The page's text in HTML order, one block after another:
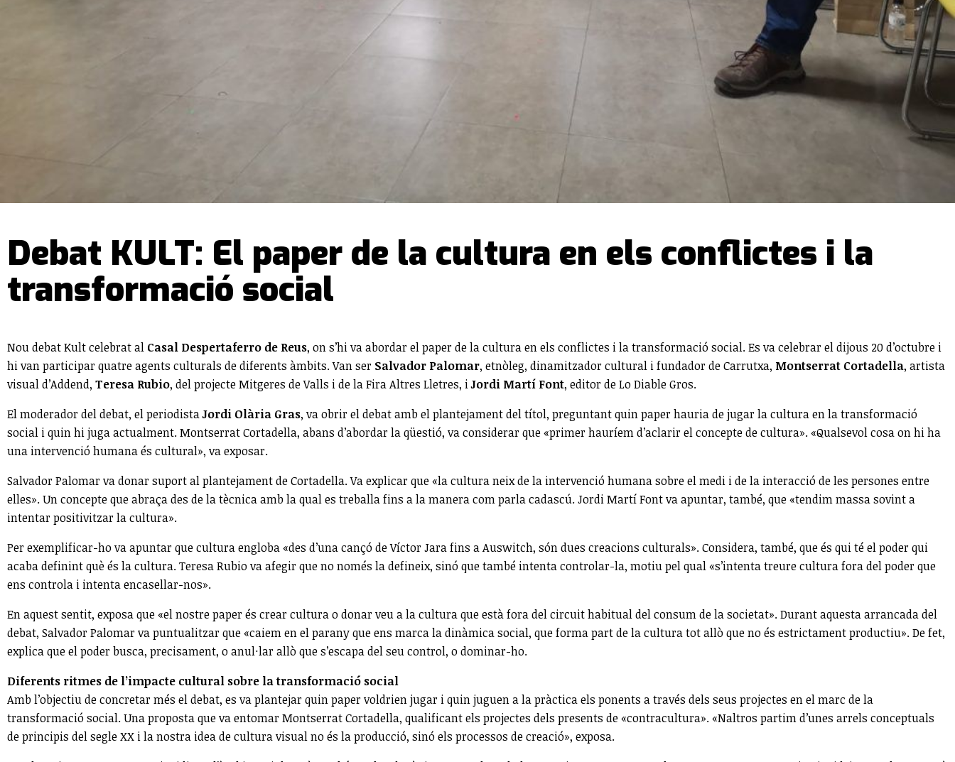
Debat KULT: El paper de la cultura en els conflictes i la
transformació social
Nou debat Kult celebrat al Casal Despertaferro de Reus, on s’hi va abordar el paper de la cultura en els conflictes i la transformació social. Es va celebrar el dijous 20 d’octubre i
hi van participar quatre agents culturals de diferents àmbits. Van ser Salvador Palomar, etnòleg, dinamitzador cultural i fundador de Carrutxa, Montserrat Cortadella, artista
visual d’Addend, Teresa Rubio, del projecte Mitgeres de Valls i de la Fira Altres Lletres, iJordi Martí Font, editor de Lo Diable Gros.
El moderador del debat, el periodistaJordi Olària Gras, va obrir el debat amb el plantejament del títol, preguntant quin paper hauria de jugar la cultura en la transformació
social i quin hi juga actualment. Montserrat Cortadella, abans d’abordar la qüestió, va considerar que «primer hauríem d’aclarir el concepte de cultura». «Qualsevol cosa on hi ha
una intervenció humana és cultural», va exposar.
Salvador Palomar va donar suport al plantejament de Cortadella. Va explicar que «la cultura neix de la intervenció humana sobre el medi i de la interacció de les persones entre
elles». Un concepte que abraça des de la tècnica amb la qual es treballa fins a la manera com parla cadascú. Jordi Martí Font va apuntar, també, que «tendim massa sovint a
intentar positivitzar la cultura».
Per exemplificar-ho va apuntar que cultura engloba «des d’una cançó de Víctor Jara fins a Auswitch, són dues creacions culturals». Considera, també, que és qui té el poder qui
acaba definint què és la cultura. Teresa Rubio va afegir que no només la defineix, sinó que també intenta controlar-la, motiu pel qual «s’intenta treure cultura fora del poder que
ens controla i intenta encasellar-nos».
En aquest sentit, exposa que «el nostre paper és crear cultura o donar veu a la cultura que està fora del circuit habitual del consum de la societat». Durant aquesta arrancada del
debat, Salvador Palomar va puntualitzar que «caiem en el parany que ens marca la dinàmica social, que forma part de la cultura tot allò que no és estrictament productiu». De fet,
explica que el poder busca, precisament, o anul·lar allò que s’escapa del seu control, o dominar-ho.
Diferents ritmes de l’impacte cultural sobre la transformació social
Amb l’objectiu de concretar més el debat, es va plantejar quin paper voldrien jugar i quin juguen a la pràctica els ponents a través dels seus projectes en el marc de la
transformació social. Una proposta que va entomar Montserrat Cortadella, qualificant els projectes dels presents de «contracultura». «Naltros partim d’unes arrels conceptuals
de principis del segle XX i la nostra idea de cultura visual no és la producció, sinó els processos de creació», exposa.